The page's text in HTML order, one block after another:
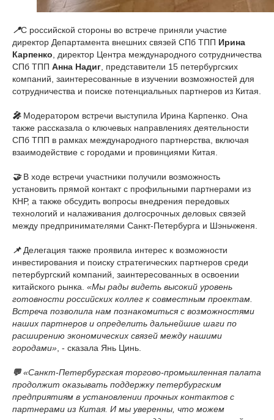
📍С российской стороны во встрече приняли участие
директор Департамента внешних связей СПб ТПП Ирина
Карпенко , директор Центра международного сотрудничества
СПб ТПП Анна Надиг , представители 15 петербургских
компаний, заинтересованные в изучении возможностей для
сотрудничества и поиске потенциальных партнеров из Китая.
🎤Модератором встречи выступила Ирина Карпенко. Она
также рассказала о ключевых направлениях деятельности
СПб ТПП в рамках международного партнерства, включая
взаимодействие с городами и провинциями Китая.
🤝В ходе встречи участники получили возможность
установить прямой контакт с профильными партнерами из
КНР, а также обсудить вопросы внедрения передовых
технологий и налаживания долгосрочных деловых связей
между предпринимателями Санкт-Петербурга и Шэньчженя.
📌Делегация также проявила интерес к возможности
инвестирования и поиску стратегических партнеров среди
петербургский компаний, заинтересованных в освоении
китайского рынка. «Мы рады видеть высокий уровень
готовности российских коллег к совместным проектам.
Встреча позволила нам познакомиться с возможностями
наших партнеров и определить дальнейшие шаги по
расширению экономических связей между нашими
городами» , - сказала Янь Цинь.
💬«Санкт-Петербургская торгово-промышленная палата
продолжит оказывать поддержку петербургским
предприятиям в установлении прочных контактов с
партнерами из Китая. И мы уверенны, что можем